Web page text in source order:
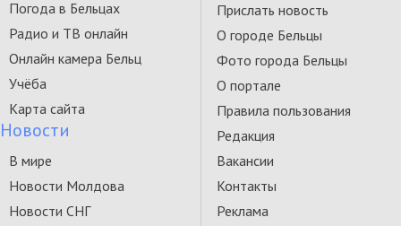
Погода в Бельцах
Радио и ТВ онлайн
Онлайн камера Бельц
Учёба
Карта сайта
Новости
В мире
Новости Молдова
Новости СНГ
Прислать новость
О городе Бельцы
Фото города Бельцы
О портале
Правила пользования
Редакция
Вакансии
Контакты
Реклама